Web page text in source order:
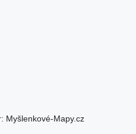
Myšlenkové-Mapy.cz